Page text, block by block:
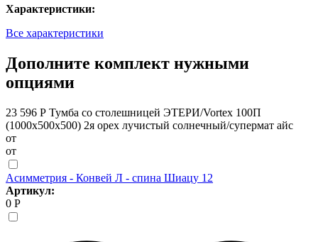
Характеристики:
Все характеристики
Дополните комплект нужными
опциями
23 596 Р Тумба со столешницей ЭТЕРИ/Vortex 100П
(1000х500х500) 2я орех лучистый солнечный/супермат айс
от
от
Асимметрия - Конвей Л - спина Шиацу 12
Артикул:
0 Р